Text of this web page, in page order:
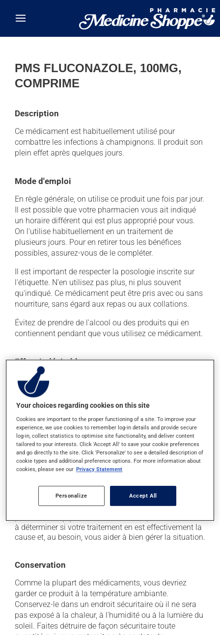
PMS FLUCONAZOLE, 100MG,
COMPRIME
Description
Ce médicament est habituellement utilisé pour
combattre les infections à champignons. Il produit son
plein effet après quelques jours.
Mode d'emploi
En règle générale, on utilise ce produit une fois par jour.
Il est possible que votre pharmacien vous ait indiqué
un horaire différent qui est plus approprié pour vous.
On l'utilise habituellement en un traitement de
plusieurs jours. Pour en retirer tous les bénéfices
possibles, assurez-vous de le compléter.
Il est important de respecter la posologie inscrite sur
l'étiquette. N'en utilisez pas plus, ni plus souvent
qu'indiqué. Ce médicament peut être pris avec ou sans
nourriture, sans égard aux repas ou aux collations.
Évitez de prendre de l'alcool ou des produits qui en
contiennent pendant que vous utilisez ce médicament.
Effets indésirables
En plus de ses effets recherchés, ce produit peut à
l'occasion entraîner certains effets indésirables (effets
secondaires), notamment :
il peut causer des maux de tête;
il peut causer de la diarrhée;
il peut causer des maux de ventre;
il peut causer des nausées et des vomissements.
traitement. Si vous croyez que ce produit est la cause
d'un problème qui vous incommode, qu'il soit
mentionné ici ou non, discutez-en avec votre
à déterminer si votre traitement en est effectivement la
cause et, au besoin, vous aider à bien gérer la situation.
Conservation
Comme la plupart des médicaments, vous devriez
garder ce produit à la température ambiante.
Conservez-le dans un endroit sécuritaire où il ne sera
pas exposé à la chaleur, à l'humidité ou à la lumière du
soleil. Faites détruire de façon sécuritaire toute
Your choices regarding cookies on this site
Cookies are important to the proper functioning of a site. To improve your
experience, we use cookies to remember log-in details and provide secure
log-in, collect statistics to optimise site functionality, and deliver content
tailored to your interests. Click 'Accept All' to save your cookie preferences
and go directly to the site. Click 'Personalize' to see a detailed description of
cookie types and additional preference options. For more information about
cookies, please see our Privacy Statement
Personalize Accept All